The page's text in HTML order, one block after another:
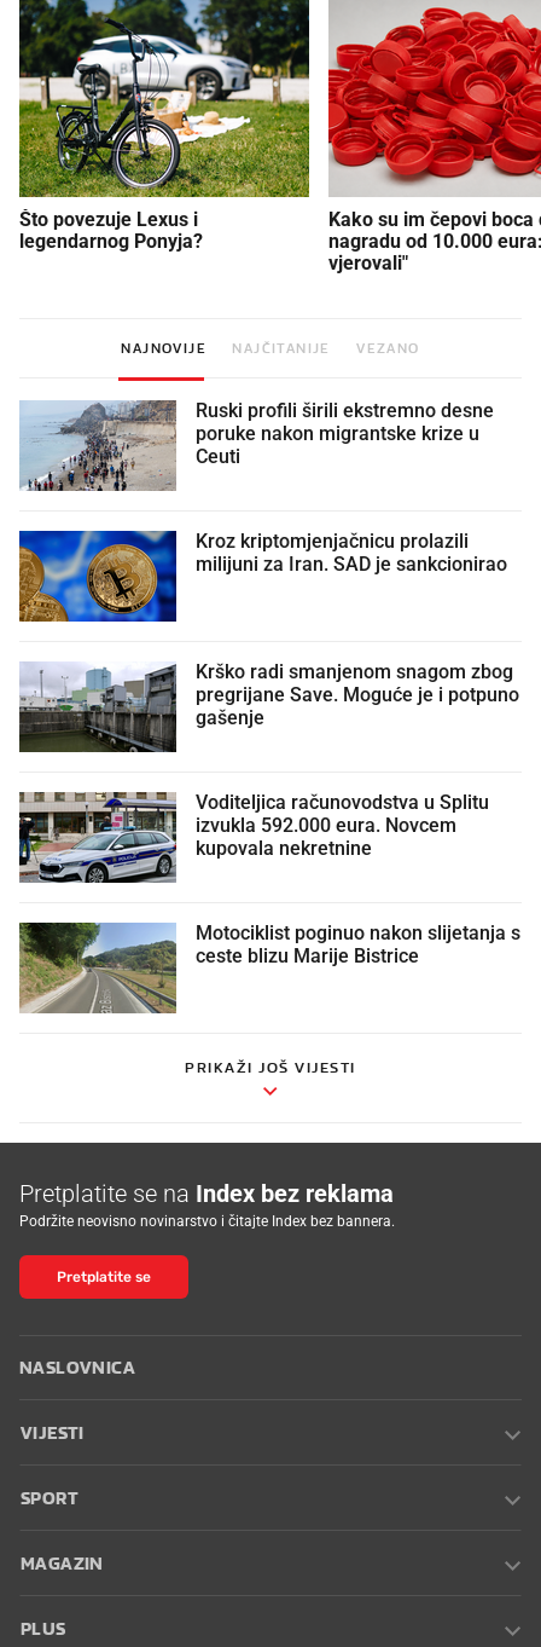
Što povezuje Lexus i
legendarnog Ponyja?
Kako su im čepovi boca
nagradu od 10.000
vjerovali"
NAJNOVIJE NAJČITANIJE VEZANO
Ruski profili širili ekstremno desne
poruke nakon migrantske krize u
Ceuti
Kroz kriptomjenjačnicu prolazili
milijuni za Iran. SAD je sankcionirao
Krško radi smanjenom snagom zbog
pregrijane Save. Moguće je i potpuno
gašenje
Voditeljica računovodstva u Splitu
izvukla 592.000 eura. Novcem
kupovala nekretnine
Motociklist poginuo nakon slijetanja s
ceste blizu Marije Bistrice
PRIKAŽI JOŠ VIJESTI
Pretplatite se na Index bez reklama
Podržite neovisno novinarstvo i čitajte Index bez bannera.
Pretplatite se
NASLOVNICA
VIJESTI
SPORT
MAGAZIN
PLUS